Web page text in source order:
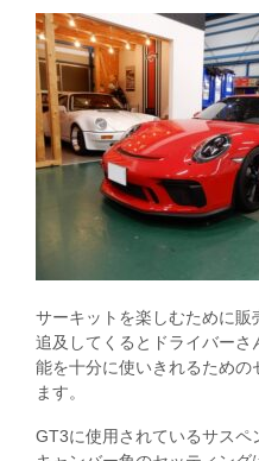
サーキットを楽しむために
追及してくるとドライバー
能を十分に使いきれるための
ます。
GT3に使用されているサスペ